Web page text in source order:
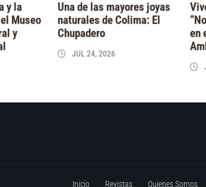
y la
Museo
y
Una de las mayores joyas
naturales de Colima: El
Chupadero
JUL 24, 2026
en
Inicio Revistas Quienes Somos